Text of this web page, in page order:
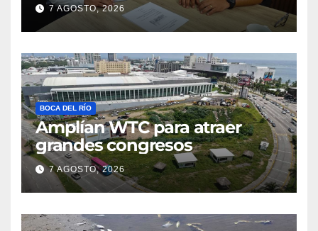
7 AGOSTO, 2026
BOCA DEL RÍO
Amplían WTC para atraer
grandes congresos
7 AGOSTO, 2026